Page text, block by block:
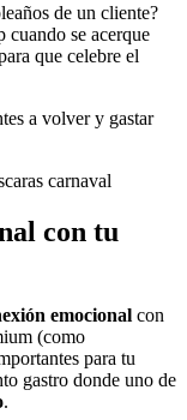
de un cliente?
se acerque
que celebre el
a volver y gastar
con tu
emocional con
(como
para tu
gastro donde uno de
.